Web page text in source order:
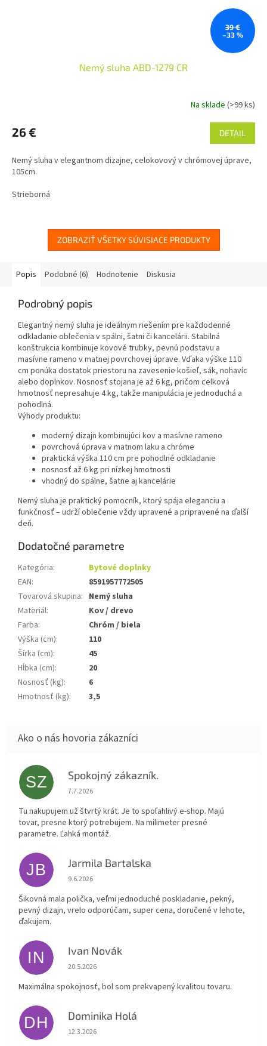
39 €
–33 %
Nemý sluha ABD-1279 CR
Na sklade (>99 ks)
26 € DETAIL
Nemý sluha v elegantnom dizajne, celokovový v chrómovej úprave,
105cm.
Strieborná
ZOBRAZIŤ VŠETKY SÚVISIACE PRODUKTY
Popis Podobné (6) Hodnotenie Diskusia
Podrobný popis
Elegantný nemý sluha je ideálnym riešením pre každodenné
odkladanie oblečenia v spálni, šatni či kancelárii. Stabilná
konštrukcia kombinuje kovové trubky, pevnú podstavu a
masívne rameno v matnej povrchovej úprave. Vďaka výške 110
cm ponúka dostatok priestoru na zavesenie košieľ, sák, nohavíc
alebo doplnkov. Nosnosť stojana je až 6 kg, pričom celková
hmotnosť nepresahuje 4 kg, takže manipulácia je jednoduchá a
pohodlná.
Výhody produktu:
moderný dizajn kombinujúci kov a masívne rameno
povrchová úprava v matnom laku a chróme
praktická výška 110 cm pre pohodlné odkladanie
nosnosť až 6 kg pri nízkej hmotnosti
vhodný do spálne, šatne aj kancelárie
Nemý sluha je praktický pomocník, ktorý spája eleganciu a
funkčnosť – udrží oblečenie vždy upravené a pripravené na ďalší
deň.
Dodatočné parametre
Kategória:
Bytové doplnky
EAN:
8591957772505
Tovarová skupina: Nemý sluha
Materiál:
Kov / drevo
Farba:
Chróm / biela
Výška (cm):
110
Šírka (cm):
45
Hĺbka (cm):
20
Nosnosť (kg):
6
Hmotnosť (kg): 3,5
SZ Spokojný zákazník.
Hodnotenie obchodu je 5 z 5 hviezdičiek.
7.7.2026
Tu nakupujem už štvrtý krát. Je to spoľahlivý e-shop. Majú
tovar, presne ktorý potrebujem. Na milimeter presné
parametre. Ľahká montáž.
JB Jarmila Bartalska
Hodnotenie obchodu je 5 z 5 hviezdičiek.
9.6.2026
Šikovná mala polička, veľmi jednoduché poskladanie, pekný,
pevný dizajn, vrelo odporúčam, super cena, doručené v lehote,
ďakujem.
IN Ivan Novák
Hodnotenie obchodu je 5 z 5 hviezdičiek.
20.5.2026
Maximálna spokojnosť, bol som prekvapený kvalitou tovaru.
DH Dominika Holá
Hodnotenie obchodu je 5 z 5 hviezdičiek.
12.3.2026